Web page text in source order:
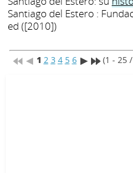
Santiago del Estero :
ed ([2010])
1 2 3 4 5 6 (1 - 25 /